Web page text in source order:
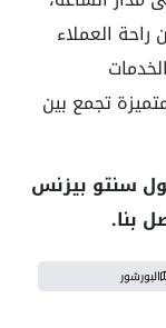
العملاء
تجمع بين
سنتو بيزنس
بنا.
البورشور